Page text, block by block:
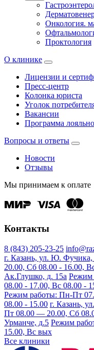
Онкология.
Проктология
О клинике
Лицензии и
Пресс-центр
Колонка юриста
Уголок
Вакансии
Программа
Вопросы и ответы
Новости
Отзывы
Мы принимаем к оплате
Контакты
8 (843) 205-23-25
г. Казань, ул. Ю. Фучика,
20.00, Сб 08.00 - 16.00,
Ак.Глушко, д. 15а Режим
08.00 - 17.00, Вс 08.00 -
Режим работы: Пн-Пт
08.00 - 15.00 г. Казань,
Пт 08.00 — 20.00, Сб
Урманче, д.5 Режим
15.00, Вс вых
Все клиники